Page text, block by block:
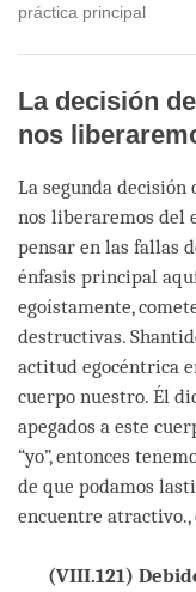
práctica principal
La decisión
nos
La segunda
nos liberaremos del
pensar en las fallas
énfasis principal
egoístamente,
destructivas.
actitud egocéntrica
cuerpo nuestro. Él
apegados a este
“yo”, entonces
de que podamos
encuentre atractivo.,
(VIII.121)